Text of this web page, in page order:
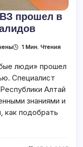
прошел в
1 Мин. Чтения
люди» прошел
Специалист
Алтай
знаниями и
как подобрать